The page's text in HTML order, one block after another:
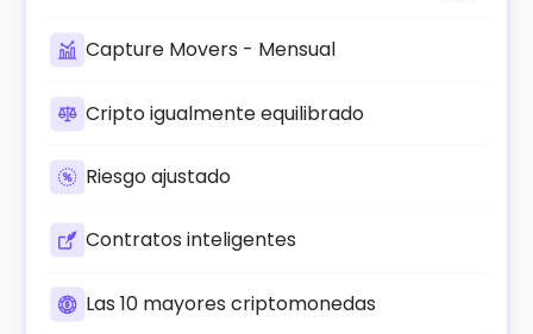
Capture Movers - Mensual
Cripto igualmente equilibrado
Riesgo ajustado
Contratos inteligentes
Las 10 mayores criptomonedas